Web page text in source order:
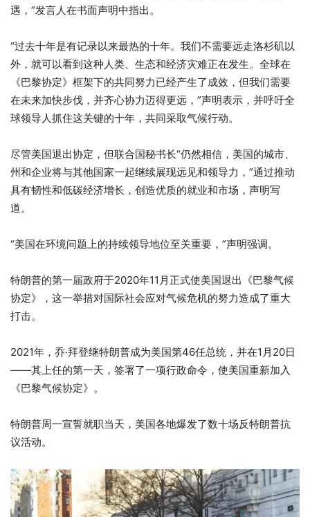
遇，”发言人在书面声明中指出。
“过去十年是有记录以来最热的十年。我们不需要远走洛杉矶以
外，就可以看到这种人类、生态和经济灾难正在发生。全球在
《巴黎协定》框架下的共同努力已经产生了成效，但我们需要
在未来加快步伐，并齐心协力迈得更远，”声明表示，并呼吁全
球领导人抓住这关键的十年，共同采取气候行动。
尽管美国退出协定，但联合国秘书长“仍然相信，美国的城市、
州和企业将与其他国家一起继续展现远见和领导力，”通过推动
具有韧性和低碳经济增长，创造优质的就业和市场，声明写
道。
“美国在环境问题上的持续领导地位至关重要，”声明强调。
特朗普的第一届政府于2020年11月正式使美国退出《巴黎气候
协定》，这一举措对国际社会应对气候危机的努力造成了重大
打击。
2021年，乔·拜登继特朗普成为美国第46任总统，并在1月20日
——其上任的第一天，签署了一项行政命令，使美国重新加入
《巴黎气候协定》。
特朗普周一宣誓就职当天，美国各地爆发了数十场反特朗普抗
议活动。